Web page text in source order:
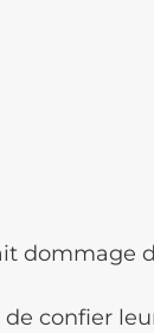
dommage
de confier